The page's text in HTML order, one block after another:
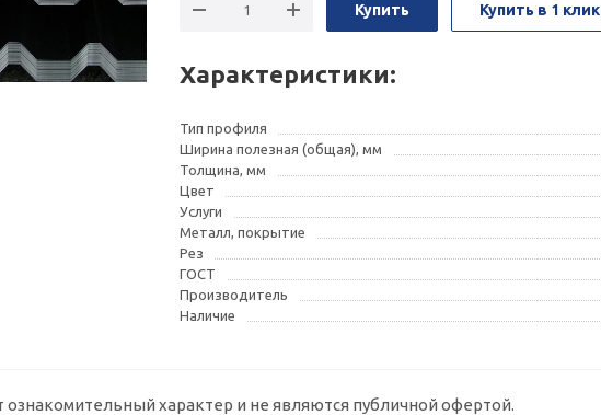
Купить Купить в 1 клик
Характеристики:
Тип профиля
Ширина полезная (общая), мм
Толщина, мм
Цвет
Услуги
Металл, покрытие
Рез
ГОСТ
Производитель
Наличие
ознакомительный характер и не являются публичной офертой.